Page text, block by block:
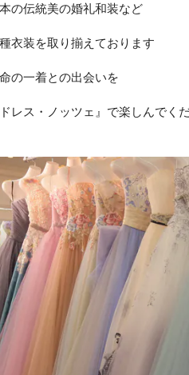
の伝統美の婚礼和装など
衣装を取り揃えております
の一着との出会いを
レス・ノッツェ』で楽しんでく